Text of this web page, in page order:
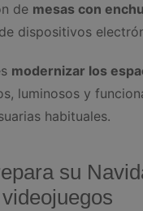
de mesas con
dispositivos
modernizar los
luminosos y
habituales.
su